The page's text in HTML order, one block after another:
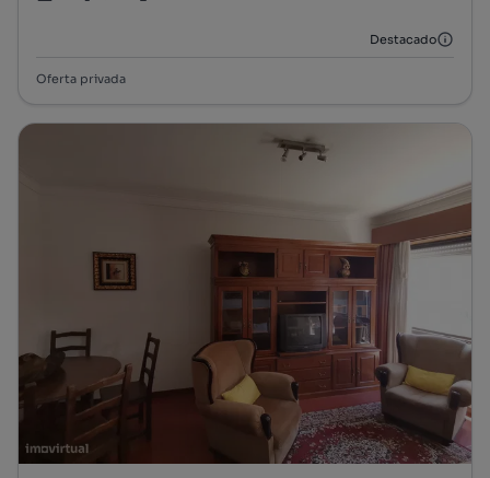
Destacado
Oferta privada